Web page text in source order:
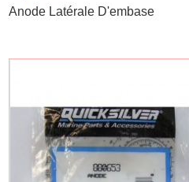
Anode Latérale D'embase